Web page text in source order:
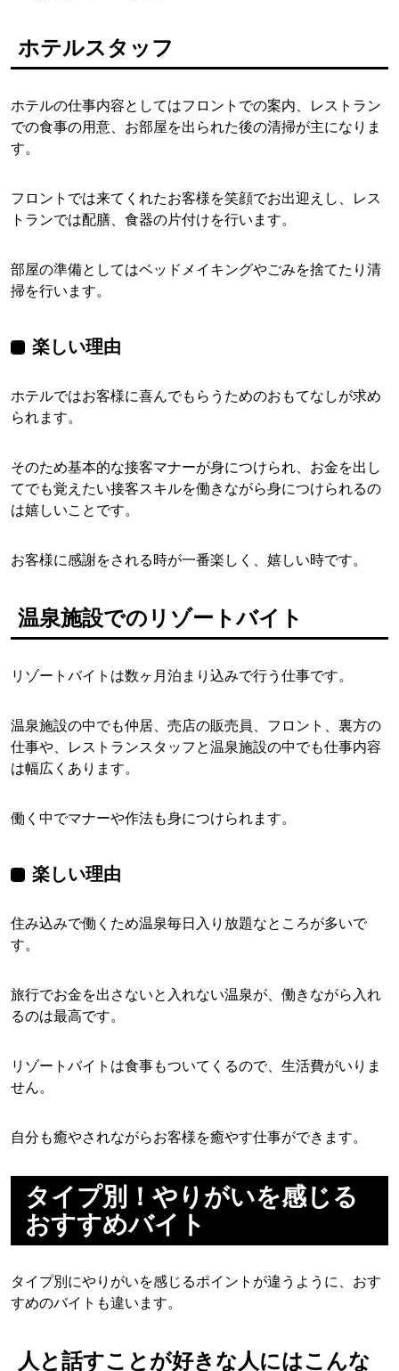
ホテルスタッフ
ホテルの仕事内容としてはフロントでの案内、レストラン
での食事の用意、お部屋を出られた後の清掃が主になりま
す。
フロントでは来てくれたお客様を笑顔でお出迎えし、レス
トランでは配膳、食器の片付けを行います。
部屋の準備としてはベッドメイキングやごみを捨てたり清
掃を行います。
楽しい理由
ホテルではお客様に喜んでもらうためのおもてなしが求め
られます。
そのため基本的な接客マナーが身につけられ、お金を出し
てでも覚えたい接客スキルを働きながら身につけられるの
は嬉しいことです。
お客様に感謝をされる時が一番楽しく、嬉しい時です。
温泉施設でのリゾートバイト
リゾートバイトは数ヶ月泊まり込みで行う仕事です。
温泉施設の中でも仲居、売店の販売員、フロント、裏方の
仕事や、レストランスタッフと温泉施設の中でも仕事内容
は幅広くあります。
働く中でマナーや作法も身につけられます。
楽しい理由
住み込みで働くため温泉毎日入り放題なところが多いで
す。
旅行でお金を出さないと入れない温泉が、働きながら入れ
るのは最高です。
リゾートバイトは食事もついてくるので、生活費がいりま
せん。
自分も癒やされながらお客様を癒やす仕事ができます。
タイプ別！やりがいを感じる
おすすめバイト
タイプ別にやりがいを感じるポイントが違うように、おす
すめのバイトも違います。
人と話すことが好きな人にはこんな